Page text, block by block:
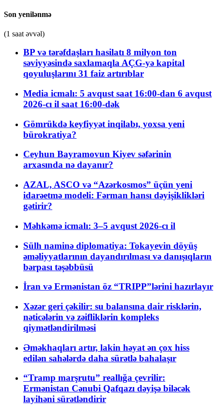
Son yenilənmə
(1 saat əvvəl)
BP və tərəfdaşları hasilatı 8 milyon ton
səviyyəsində saxlamaqla AÇG-yə kapital
qoyuluşlarını 31 faiz artırıblar
Media icmalı: 5 avqust saat 16:00-dan 6 avqust
2026-cı il saat 16:00-dək
Gömrükdə keyfiyyət inqilabı, yoxsa yeni
bürokratiya?
Ceyhun Bayramovun Kiyev səfərinin
arxasında nə dayanır?
AZAL, ASCO və “Azərkosmos” üçün yeni
idarəetmə modeli: Fərman hansı dəyişiklikləri
gətirir?
Məhkəmə icmalı: 3–5 avqust 2026-cı il
Sülh naminə diplomatiya: Tokayevin döyüş
əməliyyatlarının dayandırılması və danışıqların
bərpası təşəbbüsü
İran və Ermənistan öz “TRIPP”lərini hazırlayır
Xəzər geri çəkilir: su balansına dair risklərin,
nəticələrin və zəifliklərin kompleks
qiymətləndirilməsi
Əməkhaqları artır, lakin həyat ən çox hiss
edilən sahələrdə daha sürətlə bahalaşır
“Tramp marşrutu” reallığa çevrilir:
Ermənistan Cənubi Qafqazı dəyişə biləcək
layihəni sürətləndirir